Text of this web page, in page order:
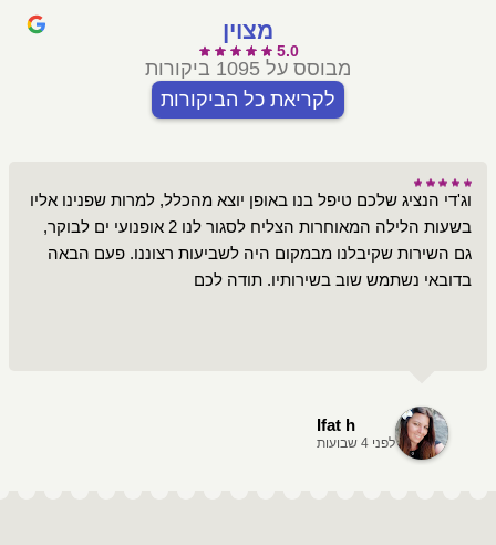
מצוין
5.0
מבוסס על 1095 ביקורות
לקריאת כל הביקורות
וג'די הנציג שלכם טיפל בנו באופן יוצא מהכלל, למרות שפנינו אליו
בשעות הלילה המאוחרות הצליח לסגור לנו 2 אופנועי ים לבוקר,
גם השירות שקיבלנו מבמקום היה לשביעות רצוננו. פעם הבאה
בדובאי נשתמש שוב בשירותיו. תודה לכם
Ifat h
לפני 4 שבועות